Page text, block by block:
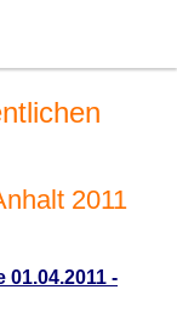
2011
-